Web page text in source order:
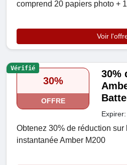
comprend 20 papiers photo +
Voir
30%
OFFRE
30%
Obtenez 30% de réduction
instantanée Amber M200
Vérifié